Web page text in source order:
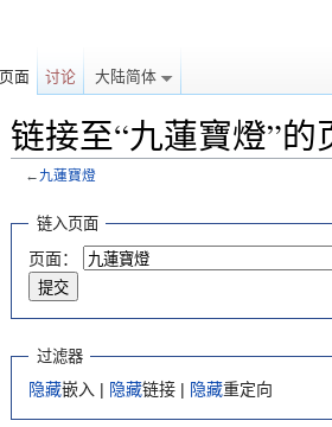
链接至“九蓮寶燈”的
← 九蓮寶燈
链入页面
页面：
过滤器
隐藏嵌入 | 隐藏链接 | 隐藏重定向
页面 讨论 大陆简体